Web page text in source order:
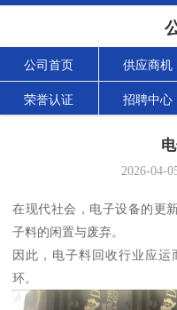
公司首页 供应商机
荣誉认证 招聘中心
2026-04-
在现代社会，电子设备的更
子料的闲置与废弃。
因此，电子料回收行业应
环。